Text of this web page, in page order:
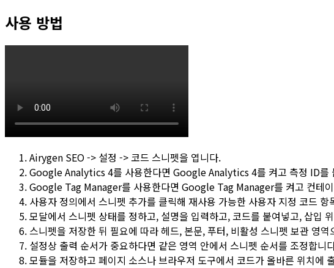
사용 방법
Airygen SEO -> 설정 -> 코드 스니펫을 엽니다.
Google Analytics 4를 사용한다면 Google Analytics 4를 켜고 측정 ID를
Google Tag Manager를 사용한다면 Google Tag Manager를 켜고 컨테
사용자 정의에서 스니펫 추가를 클릭해 재사용 가능한 사용자 지정 코드 항
모달에서 스니펫 상태를 정하고, 설명을 입력하고,코드를 붙여넣고, 삽입
스니펫을 저장한 뒤 필요에 따라 헤드, 본문, 푸터, 비활성 스니펫 보관 영역
설정상 출력 순서가 중요하다면 같은 영역 안에서 스니펫 순서를 조정합니
모듈을 저장하고 페이지 소스나 브라우저 도구에서 코드가 올바른 위치에